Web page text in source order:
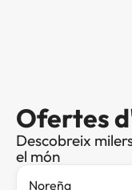
Ofertes
Descobreix
el món